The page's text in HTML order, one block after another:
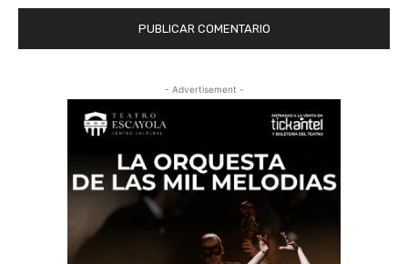
- Advertisement -